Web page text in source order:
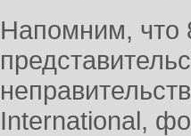
Напомним, что
International,